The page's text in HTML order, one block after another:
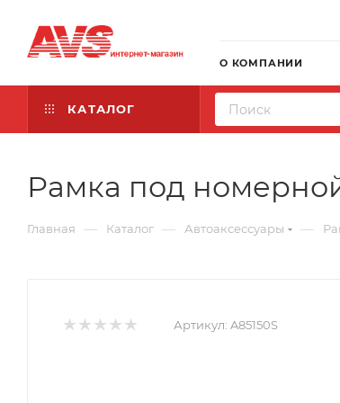
О КОМПАНИИ
КАТАЛОГ
Рамка под
Главная — Каталог — Автоаксессуары —
Артикул: A85150S